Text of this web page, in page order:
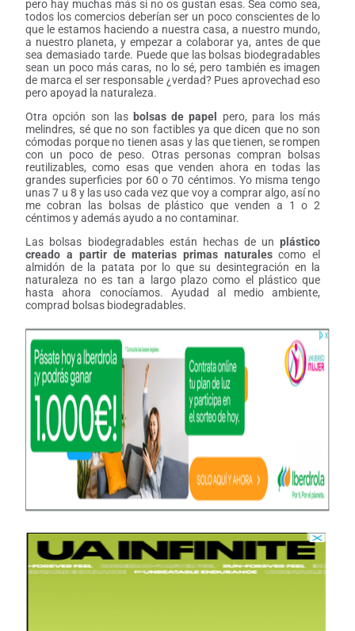
pero hay muchas más si no os gustan esas. Sea como sea,
todos los comercios deberían ser un poco conscientes de lo
que le estamos haciendo a nuestra casa, a nuestro mundo,
a nuestro planeta, y empezar a colaborar ya, antes de que
sea demasiado tarde. Puede que las bolsas biodegradables
sean un poco más caras, no lo sé, pero también es imagen
de marca el ser responsable ¿verdad? Pues aprovechad eso
pero apoyad la naturaleza.
Otra opción son las bolsas de papel
pero, para los más
melindres, sé que no son factibles ya que dicen que no son
cómodas porque no tienen asas y las que tienen, se rompen
con un poco de peso. Otras personas compran bolsas
reutilizables, como esas que venden ahora en todas las
grandes superficies por 60 o 70 céntimos. Yo misma tengo
unas 7 u 8 y las uso cada vez que voy a comprar algo, así no
me cobran las bolsas de plástico que venden a 1 o 2
céntimos y además ayudo a no contaminar.
Las bolsas biodegradables están hechas de unplástico
creado a partir de materias primas naturalescomo el
almidón de la patata por lo que su desintegración en la
naturaleza no es tan a largo plazo como el plástico que
hasta ahora conocíamos. Ayudad al medio ambiente,
comprad bolsas biodegradables.